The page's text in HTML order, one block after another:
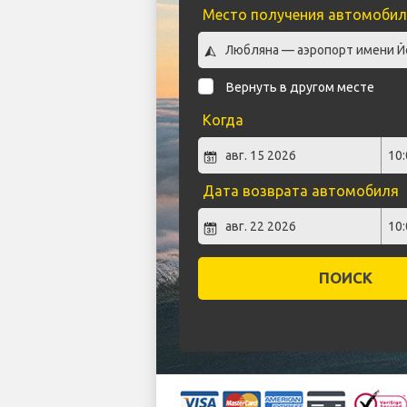
Место получения
Вернуть в другом месте
Когда
Дата возврата автомобиля
ПОИСК